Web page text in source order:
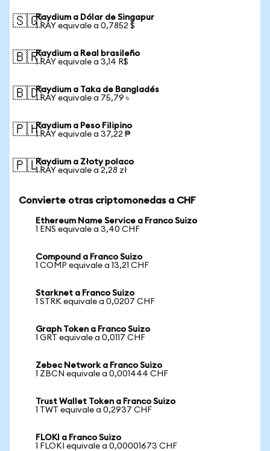
🇸🇬Raydium a Dólar de Singapur
1 RAY equivale a 0,7852 $
🇧🇷Raydium a Real brasileño
1 RAY equivale a 3,14 R$
🇧🇩Raydium a Taka de Bangladés
1 RAY equivale a 75,79 ৳
🇵🇭Raydium a Peso Filipino
1 RAY equivale a 37,22 ₱
🇵🇱Raydium a Złoty polaco
1 RAY equivale a 2,28 zł
Convierte otras criptomonedas a CHF
Ethereum Name Service a Franco Suizo
1 ENS equivale a 3,40 CHF
Compound a Franco Suizo
1 COMP equivale a 13,21 CHF
Starknet a Franco Suizo
1 STRK equivale a 0,0207 CHF
Graph Token a Franco Suizo
1 GRT equivale a 0,0117 CHF
Zebec Network a Franco Suizo
1 ZBCN equivale a 0,001444 CHF
Trust Wallet Token a Franco Suizo
1 TWT equivale a 0,2937 CHF
FLOKI a Franco Suizo
1 FLOKI equivale a 0,00001673 CHF